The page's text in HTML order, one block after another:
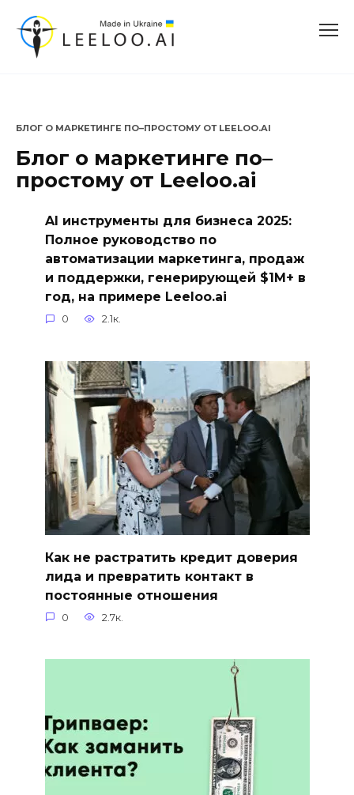
содержанию
БЛОГ О МАРКЕТИНГЕ ПО–ПРОСТОМУ ОТ LEELOO.AI
Блог о маркетинге по–
простому от Leeloo.ai
AI инструменты для бизнеса 2025:
Полное руководство по
автоматизации маркетинга, продаж
и поддержки, генерирующей $1M+ в
год, на примере Leeloo.ai
0 2.1к.
Как не растратить кредит доверия
лида и превратить контакт в
постоянные отношения
0 2.7к.